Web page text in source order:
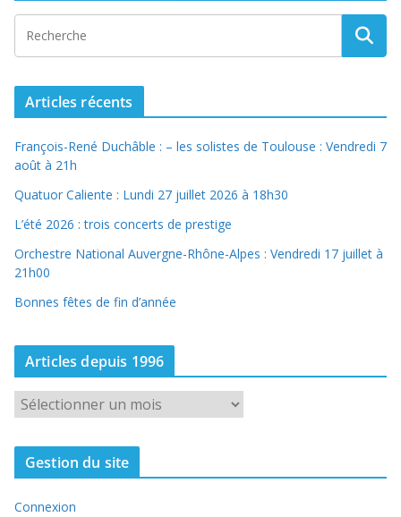
Articles récents
François-René Duchâble : – les solistes de Toulouse : Vendredi 7
août à 21h
Quatuor Caliente : Lundi 27 juillet 2026 à 18h30
L’été 2026 : trois concerts de prestige
Orchestre National Auvergne-Rhône-Alpes : Vendredi 17 juillet à
21h00
Bonnes fêtes de fin d’année
Articles depuis 1996
t
l
Gestion du site
Connexion